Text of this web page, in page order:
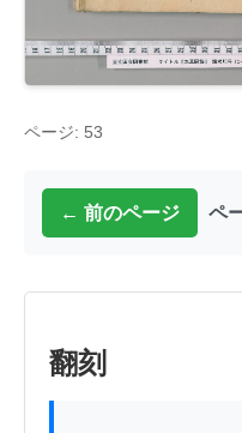
ページ: 53
← 前のページ ペ
翻刻